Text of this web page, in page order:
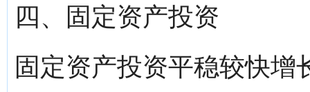
四、固定资产投资
固定资产投资平稳较快